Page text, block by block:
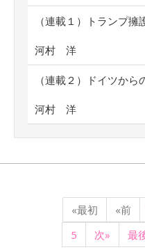
（連載１）トランプ擁
河村 洋
（連載２）ドイツか
河村 洋
«最初 «前
5
次» 最